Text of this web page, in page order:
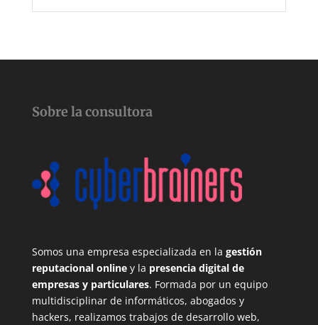
Sobre la consultora
Somos una empresa especializada en la gestión
reputacional onliney la presencia digital de
empresas y particulares. Formada por un equipo
multidisciplinar de informáticos, abogados y
hackers, realizamos trabajos de desarrollo web,